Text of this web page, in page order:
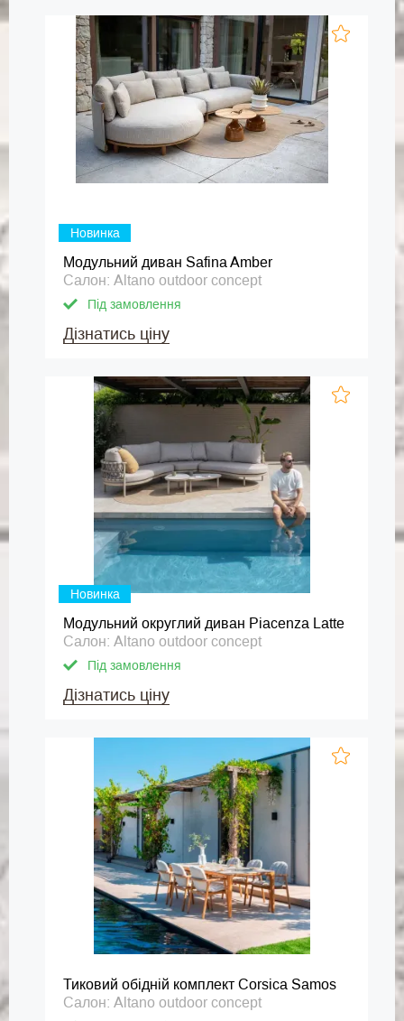
Новинка
Модульний диван Safina Amber
Салон: Altano outdoor concept
Під замовлення
Дізнатись ціну
Новинка
Модульний округлий диван Piacenza Latte
Салон: Altano outdoor concept
Під замовлення
Дізнатись ціну
Тиковий обідній комплект Corsica Samos
Салон: Altano outdoor concept